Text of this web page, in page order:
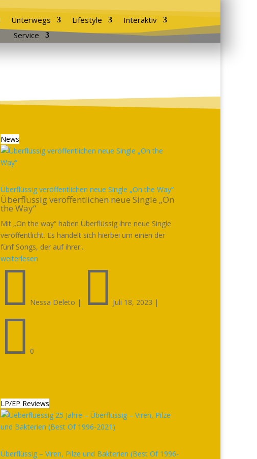
Unterwegs Lifestyle
Interaktiv
Service
News
Überflüssig veröffentlichen neue Single „On the Way“
Überflüssig veröffentlichen neue Single „On
the Way“
Mit „On the way“ haben Überflüssig ihre neue Single
veröffentlicht. Es handelt sich hierbei um einen der
fünf Songs, der auf ihrer...
weiterlesen
 Nessa Deleto |  Juli 18, 2023 |
 0
LP/EP Reviews
Überflüssig – Viren, Pilze und Bakterien (Best Of 1996-